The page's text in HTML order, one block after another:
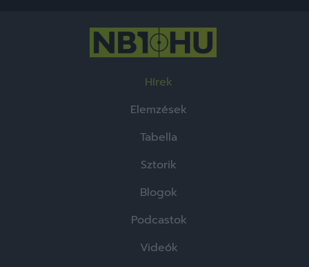
Hírek
Elemzések
Tabella
Sztorik
Blogok
Podcastok
Videók